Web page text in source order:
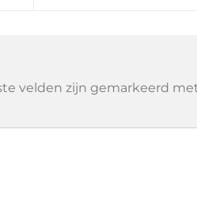
velden zijn gemarkeerd